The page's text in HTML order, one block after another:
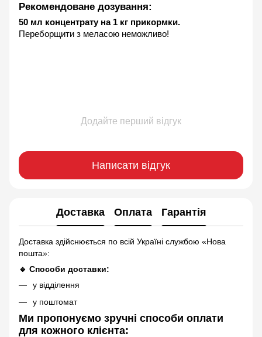
Рекомендоване дозування:
50 мл концентрату на 1 кг прикормки.
Переборщити з меласою неможливо!
Додайте перший відгук
Написати відгук
Доставка Оплата Гарантія
Доставка здійснюється по всій Україні службою «Нова
пошта»:
🔹 Способи доставки:
у відділення
у поштомат
Ми пропонуємо зручні способи оплати
для кожного клієнта: